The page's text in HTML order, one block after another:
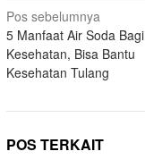
Navigasi
pos
Pos sebelumnya
5 Manfaat Air Soda Bagi
Kesehatan, Bisa Bantu
Kesehatan Tulang
POS TERKAIT